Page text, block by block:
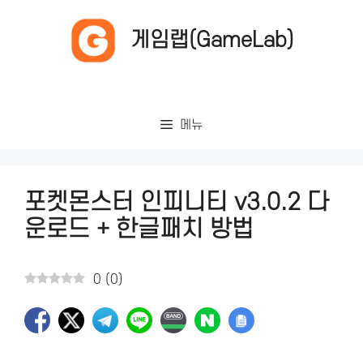
게임랩(GameLab)
메뉴
포켓몬스터 인피니티 v3.0.2 다
운로드 + 한글패치 방법
0 ( 0)